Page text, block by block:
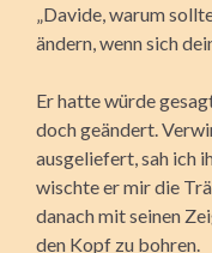
„Davide, warum
ändern, wenn sich
Er hatte würde
doch geändert.
ausgeliefert, sah ich
wischte er mir die
danach mit seinen
den Kopf zu bohren.